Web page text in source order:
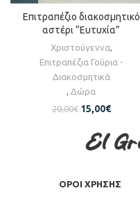
Επιτραπέζιο διακοσμητικό
αστέρι “Ευτυχία”
Χριστούγεννα,
Επιτραπέζια Γούρια -
Διακοσμητικά
, Δώρα
20,00€ 15,00€
ΟΡΟΙ ΧΡΗΣΗΣ